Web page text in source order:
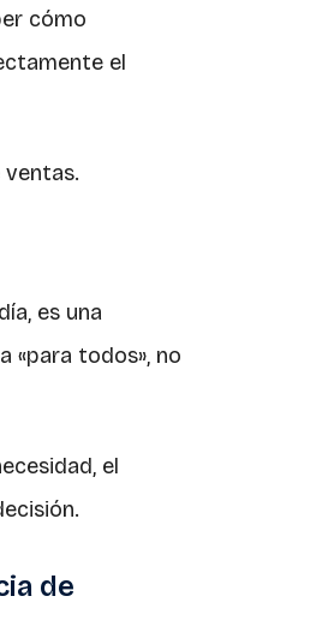
cómo
el
ventas.
es una
«para todos», no
el
de